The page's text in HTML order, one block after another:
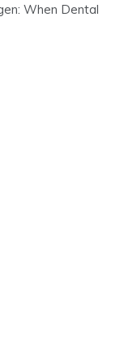
When Dental